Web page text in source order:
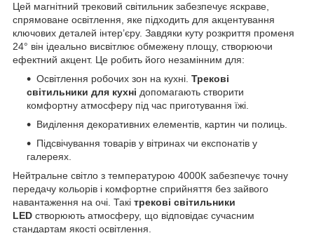
Цей магнітний трековий світильник забезпечує яскраве,
спрямоване освітлення, яке підходить для акцентування
ключових деталей інтер’єру. Завдяки куту розкриття променя
24° він ідеально висвітлює обмежену площу, створюючи
ефектний акцент. Це робить його незамінним для:
Освітлення робочих зон на кухні. Трекові
світильники для кухні допомагають створити
комфортну атмосферу під час приготування їжі.
Виділення декоративних елементів, картин чи полиць.
Підсвічування товарів у вітринах чи експонатів у
галереях.
Нейтральне світло з температурою 4000К забезпечує точну
передачу кольорів і комфортне сприйняття без зайвого
навантаження на очі. Такі трекові світильники
LED створюють атмосферу, що відповідає сучасним
стандартам якості освітлення.